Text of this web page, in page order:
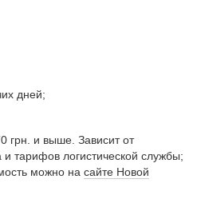
дней;
грн. и выше. Зависит от
и тарифов логистической службы;
можно на сайте Новой